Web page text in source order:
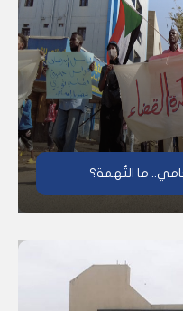
ما التُهمة؟